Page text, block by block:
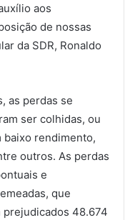
aos
de nossas
da SDR, Ronaldo
as perdas se
ser colhidas, ou
baixo rendimento,
outros. As perdas
e
que
prejudicados 48.674